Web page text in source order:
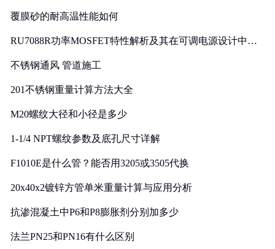
覆膜砂的耐高温性能如何
RU7088R功率MOSFET特性解析及其在可调电源设计中的
不锈钢通风 管道施工
201不锈钢重量计算方法大全
M20螺纹大径和小径是多少
1-1/4 NPT螺纹参数及底孔尺寸详解
F1010E是什么管？能否用3205或3505代换
20x40x2镀锌方管单米重量计算与应用分析
抗渗混凝土中P6和P8膨胀剂分别加多少
法兰PN25和PN16有什么区别